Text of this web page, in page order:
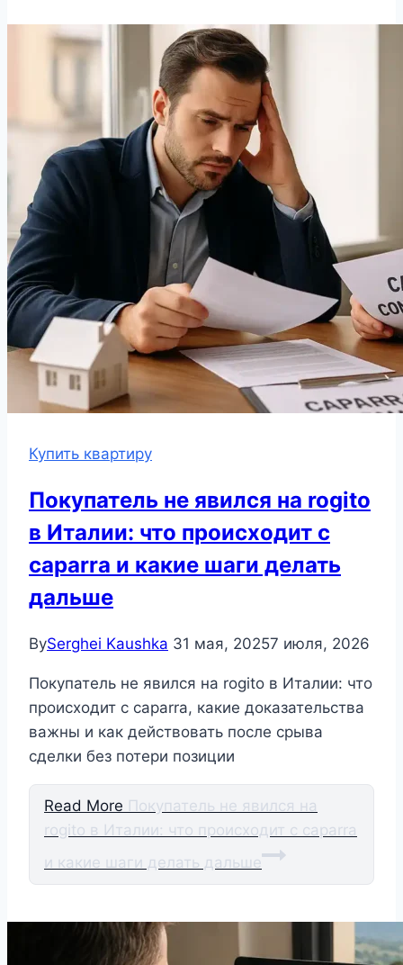
Купить квартиру
Покупатель не явился на rogito
в Италии: что происходит с
caparra и какие шаги делать
дальше
BySerghei Kaushka 31 мая, 20257 июля, 2026
Покупатель не явился на rogito в Италии: что
происходит с caparra, какие доказательства
важны и как действовать после срыва
сделки без потери позиции
Read More Покупатель не явился на
rogito в Италии: что происходит с caparra
и какие шаги делать дальше